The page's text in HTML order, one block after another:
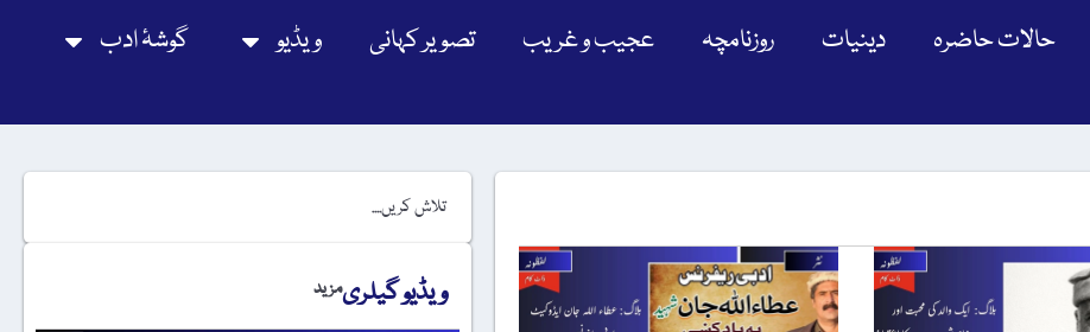
حالات حاضرہ دینیات روزنامچہ عجیب و غریب تصویر کہانی ویڈیو گوشۂ ادب
ویڈیو گیلریمزید